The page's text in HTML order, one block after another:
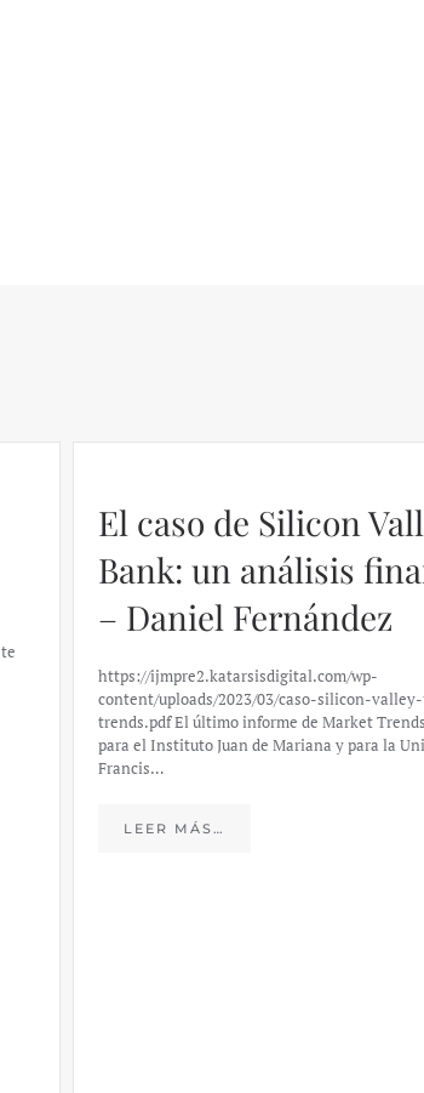
El caso de Silicon
Bank: un análisis
– Daniel Fernández
https://ijmpre2.katarsisdigital.com/wp-
content/uploads/2023/03/caso-silicon-
trends.pdf El último informe de Market
para el Instituto Juan de Mariana y para la
Francis…
LEER MÁS…